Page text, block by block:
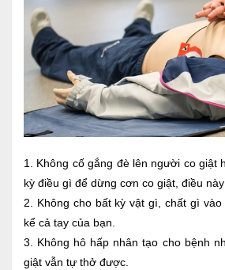
1. Không cố gắng đè lên người co giật
kỳ điều gì để dừng cơn co giật, điều này
2. Không cho bất kỳ vật gì, chất gì vào
kể cả tay của bạn.
3. Không hô hấp nhân tạo cho bệnh
giật vẫn tự thở được.